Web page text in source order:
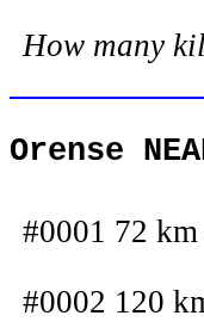
How many
Orense
#0001 72
#0002 120